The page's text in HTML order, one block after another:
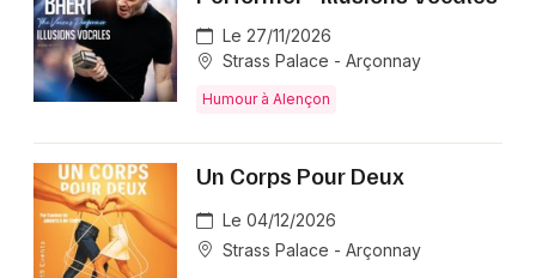
Le 27/11/2026
Strass Palace - Arçonnay
Humour à Alençon
Un Corps Pour Deux
Le 04/12/2026
Strass Palace - Arçonnay